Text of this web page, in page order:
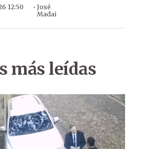
12:50
·José
Madai
más leídas